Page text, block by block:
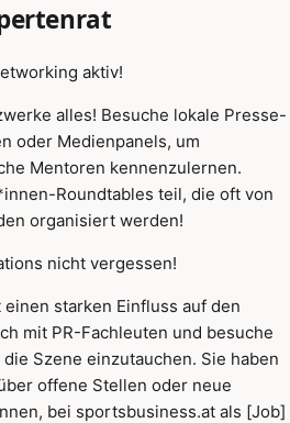
aktiv!
alles! Besuche lokale Presse-
oder Medienpanels, um
Mentoren kennenzulernen.
Roundtables teil, die oft von
organisiert werden!
nicht vergessen!
starken Einfluss auf den
mit PR-Fachleuten und besuche
Szene einzutauchen. Sie haben
offene Stellen oder neue
bei sportsbusiness.at als [Job]